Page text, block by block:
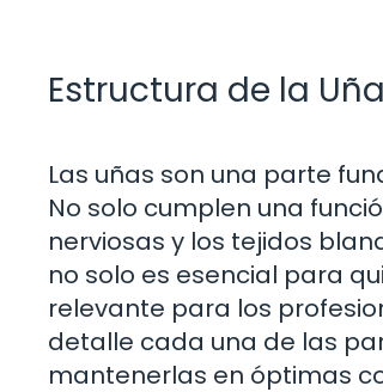
Estructura de la
Las uñas son una parte
No solo cumplen una
nerviosas y los tejidos
no solo es esencial para
relevante para los
detalle cada una de las
mantenerlas en óptimas